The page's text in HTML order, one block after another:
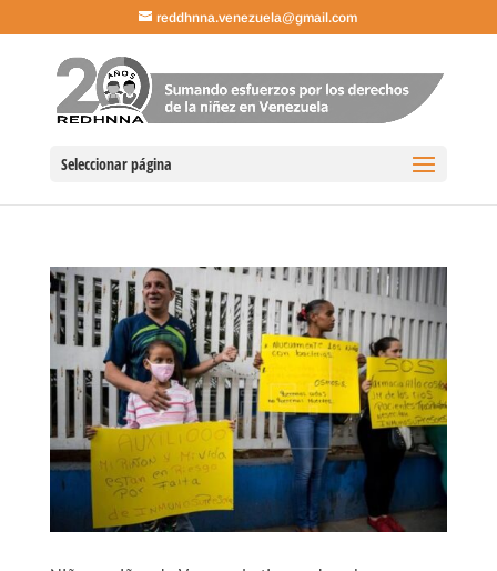
reddhnna.venezuela@gmail.com
Seleccionar página